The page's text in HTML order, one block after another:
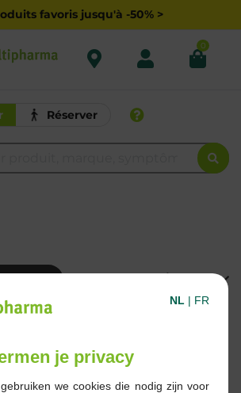
favoris jusqu'à -50% >
0
Réserver
NL | FR
je privacy
we cookies die nodig zijn voor